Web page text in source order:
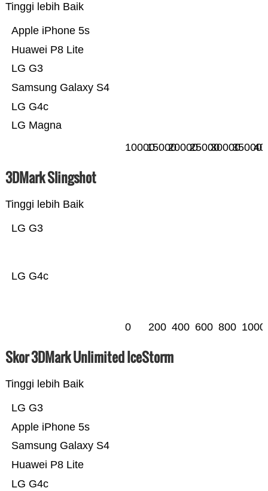
Tinggi lebih Baik
LG Magna
LG G4c
Samsung Galaxy S4
LG G3
Huawei P8 Lite
Apple iPhone 5s
100001500020000250003000035000
3DMark Slingshot
Tinggi lebih Baik
LG G4c
LG G3
0 200 400 600 800 1000
Skor 3DMark Unlimited IceStorm
Tinggi lebih Baik
LG G4c
Huawei P8 Lite
Samsung Galaxy S4
Apple iPhone 5s
LG G3